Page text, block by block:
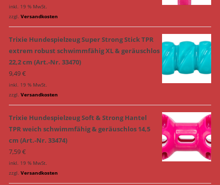
inkl. 19 % MwSt.
zzgl. Versandkosten
Trixie Hundespielzeug Super Strong Stick TPR
extrem robust schwimmfähig XL & geräuschlos
22,2 cm (Art.-Nr. 33470)
9,49€
inkl. 19 % MwSt.
zzgl. Versandkosten
Trixie Hundespielzeug Soft & Strong Hantel
TPR weich schwimmfähig & geräuschlos 14,5
cm (Art.-Nr. 33474)
7,59€
inkl. 19 % MwSt.
zzgl. Versandkosten